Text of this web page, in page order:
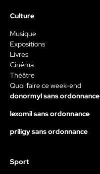
Culture
Musique
Expositions
Livres
Cinéma
Théâtre
Quoi faire ce week-end
donormyl sans ordonnance
lexomil sans ordonnance
priligy sans ordonnance
Sport